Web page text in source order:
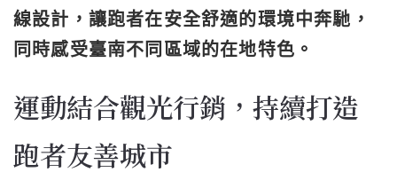
線設計，讓跑者在安全舒適的環境中奔馳，
同時感受臺南不同區域的在地特色。
運動結合觀光行銷，持續打造
跑者友善城市